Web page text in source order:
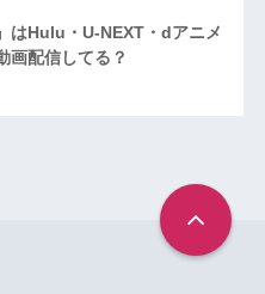
はHulu・U-NEXT・dアニメ
画配信してる？